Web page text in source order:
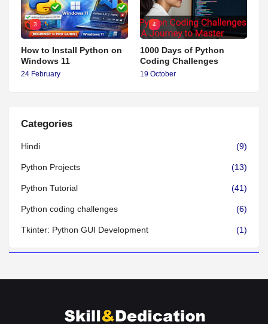
3
How to Install Python on
Windows 11
24 February
4
1000 Days of Python
Coding Challenges
19 October
Categories
Hindi (9)
Python Projects (13)
Python Tutorial (41)
Python coding challenges (6)
Tkinter: Python GUI Development (1)